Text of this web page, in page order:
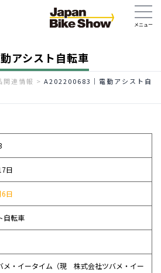
アシスト自転車
関連情報 > A202200683｜電動アシスト自
日
日
自転車
メ・イータイム（現 株式会社ツバメ・イー